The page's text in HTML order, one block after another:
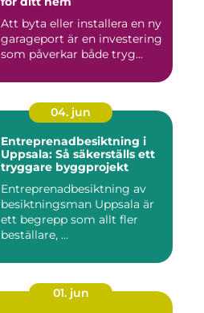
Att byta eller installera en ny
garageport är en investering
som påverkar både tryg...
04. jun
Entreprenadbesiktning i
Uppsala: Så säkerställs ett
tryggare byggprojekt
Entreprenadbesiktning av
besiktningsman Uppsala är
ett begrepp som allt fler
beställare, ...
01. jun